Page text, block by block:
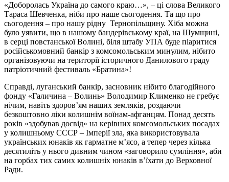
«Доборолась Україна до самого краю…», – ці слова Великого
Тараса Шевченка, ніби про наше сьогодення. Та що про
сьогодення – про нашу рідну Тернопільщину. Хіба можна
було уявити, що в нашому бандерівському краї, на Шумщині,
в серці повстанської Волині, біля штабу УПА буде піаритися
російськомовний банкір з комсомольським минулим, нібито
організовуючи на території історичного Данилового граду
патріотичний фестиваль «Братина»!
Справді, луганський банкір, засновник нібито благодійного
фонду «Галичина – Волинь» Володимир Клименко не гребує
нічим, навіть здоров’ям наших земляків, роздаючи
безкоштовно ліки колишнім воїнам-афганцям. Понад десять
років «здобував досвід» на керівних комсомольських посадах
у колишньому СССР – Імперії зла, яка використовувала
українських юнаків як гарматне м’ясо, а тепер через кілька
десятиліть у нього дивним чином «заговорило сумління», аби
на горбах тих самих колишніх юнаків в’їхати до Верховної
Ради.